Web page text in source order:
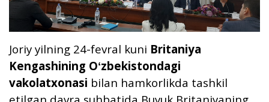
Joriy yilning 24-fevral kuni Britaniya
Kengashining Oʻzbekistondagi
vakolatxonasi bilan hamkorlikda tashkil